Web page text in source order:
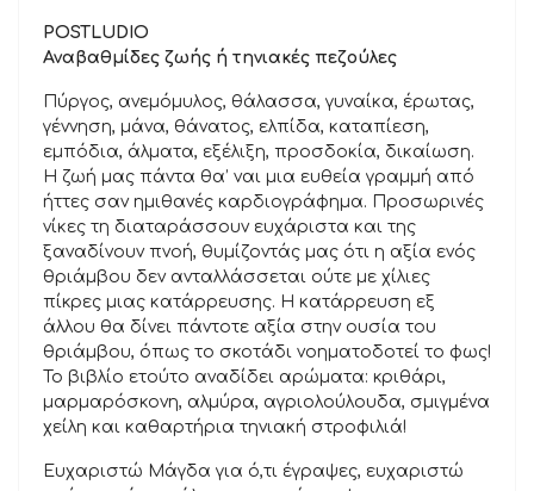
POSTLUDIO
Αναβαθμίδες ζωής ή τηνιακές πεζούλες
Πύργος, ανεμόμυλος, θάλασσα, γυναίκα, έρωτας,
γέννηση, μάνα, θάνατος, ελπίδα, καταπίεση,
εμπόδια, άλματα, εξέλιξη, προσδοκία, δικαίωση.
Η ζωή μας πάντα θα’ ναι μια ευθεία γραμμή από
ήττες σαν ημιθανές καρδιογράφημα. Προσωρινές
νίκες τη διαταράσσουν ευχάριστα και της
ξαναδίνουν πνοή, θυμίζοντάς μας ότι η αξία ενός
θριάμβου δεν ανταλλάσσεται ούτε με χίλιες
πίκρες μιας κατάρρευσης. Η κατάρρευση εξ
άλλου θα δίνει πάντοτε αξία στην ουσία του
θριάμβου, όπως το σκοτάδι νοηματοδοτεί το φως!
Το βιβλίο ετούτο αναδίδει αρώματα: κριθάρι,
μαρμαρόσκονη, αλμύρα, αγριολούλουδα, σμιγμένα
χείλη και καθαρτήρια τηνιακή στροφιλιά!
Ευχαριστώ Μάγδα για ό,τι έγραψες, ευχαριστώ